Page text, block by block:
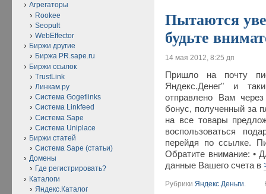
Пытаются
будьте
14 мая 2012, 8:25 дп
Пришло на почту
Яндекс.Денег" и
отправлено Вам
бонус, полученный за
на все товары
воспользоваться
перейдя по ссылке.
Обратите внимание: •
данные Вашего счета в
Рубрики Яндекс.Деньги
Агрегаторы
Rookee
Seopult
WebEffector
Биржи другие
Биржа PR.sape.ru
Биржи ссылок
TrustLink
Линкам.ру
Система Gogetlinks
Система Linkfeed
Система Sape
Система Uniplace
Биржи статей
Система Sape (статьи)
Домены
Где регистрировать?
Каталоги
Яндекс.Каталог